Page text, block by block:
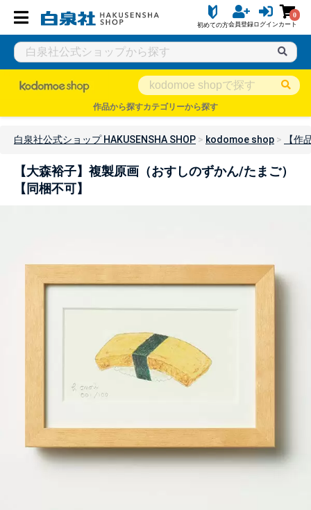
初めての方会員登録ログイン
0
カート
作品から探すカテゴリーから探す
白泉社公式ショップ HAKUSENSHA SHOP kodomoe shop 【作
【大森裕子】複製原画（おすしのずかん/たまご）
【同梱不可】